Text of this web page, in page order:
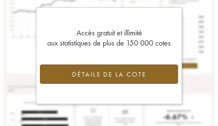
Accès gratuit et illimité
aux statistiques de plus de 150 000 cotes
DÉTAILS DE LA COTE